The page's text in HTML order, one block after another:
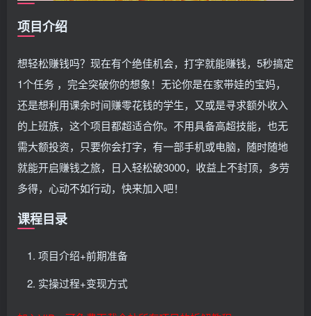
项目介绍
想轻松赚钱吗？现在有个绝佳机会，打字就能赚钱，5秒搞定
1个任务 ，完全突破你的想象！无论你是在家带娃的宝妈，
还是想利用课余时间赚零花钱的学生，又或是寻求额外收入
的上班族，这个项目都超适合你。不用具备高超技能，也无
需大额投资，只要你会打字，有一部手机或电脑，随时随地
就能开启赚钱之旅，日入轻松破3000，收益上不封顶，多劳
多得，心动不如行动，快来加入吧！
课程目录
项目介绍+前期准备
实操过程+变现方式